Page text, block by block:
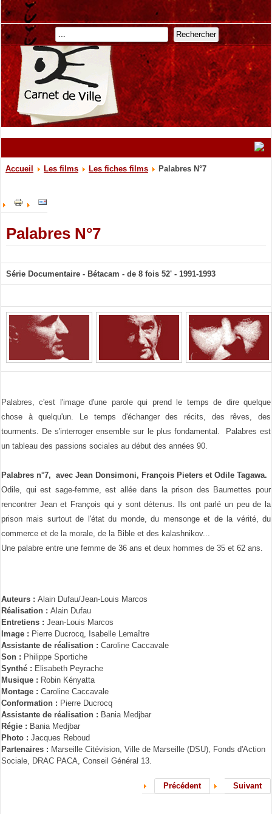
Rechercher
Accueil Les films Les fiches films Palabres N°7
Palabres N°7
Série Documentaire - Bétacam - de 8 fois 52' - 1991-1993
Palabres, c'est l'image d'une parole qui prend le temps de dire quelque
chose à quelqu'un. Le temps d'échanger des récits, des rêves, des
tourments. De s'interroger ensemble sur le plus fondamental. Palabres est
un tableau des passions sociales au début des années 90.
Palabres n°7, avec Jean Donsimoni, François Pieters et Odile Tagawa.
Odile, qui est sage-femme, est allée dans la prison des Baumettes pour
rencontrer Jean et François qui y sont détenus. Ils ont parlé un peu de la
prison mais surtout de l'état du monde, du mensonge et de la vérité, du
commerce et de la morale, de la Bible et des kalashnikov...
Une palabre entre une femme de 36 ans et deux hommes de 35 et 62 ans.
Auteurs : Alain Dufau/Jean-Louis Marcos
Réalisation : Alain Dufau
Entretiens : Jean-Louis Marcos
Image : Pierre Ducrocq, Isabelle Lemaître
Assistante de réalisation : Caroline Caccavale
Son : Philippe Sportiche
Synthé : Elisabeth Peyrache
Musique : Robin Kényatta
Montage : Caroline Caccavale
Conformation : Pierre Ducrocq
Assistante de réalisation : Bania Medjbar
Régie : Bania Medjbar
Photo : Jacques Reboud
Partenaires : Marseille Citévision, Ville de Marseille (DSU), Fonds d'Action
Sociale, DRAC PACA, Conseil Général 13.
Précédent Suivant